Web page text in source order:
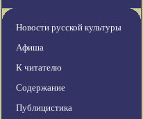
Новости русской культуры
Афиша
К читателю
Содержание
Публицистика